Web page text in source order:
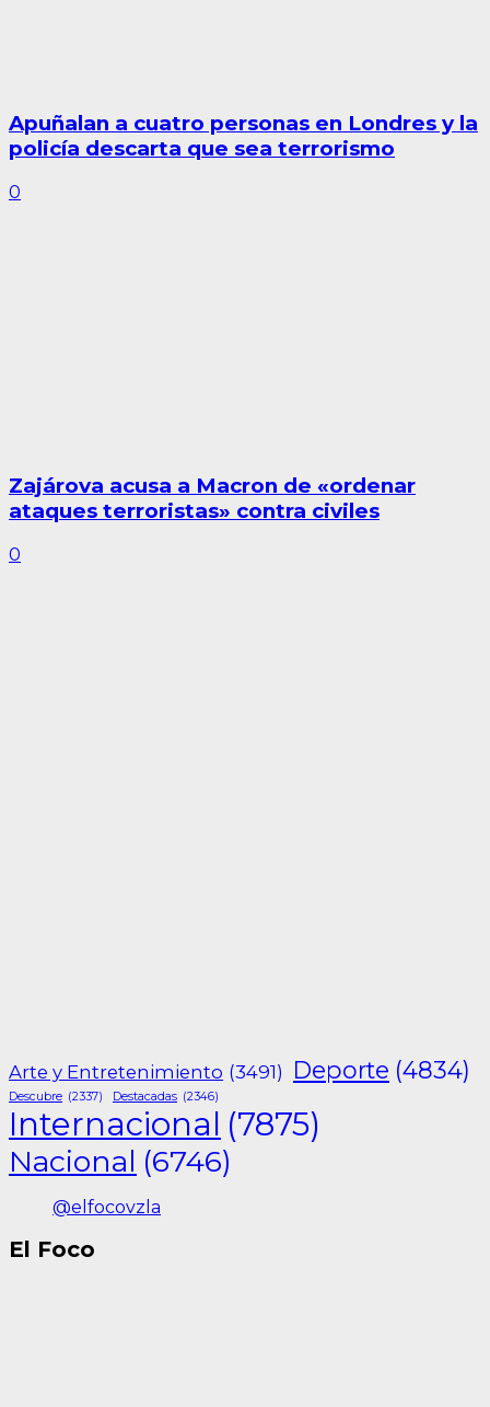
Apuñalan a cuatro personas en Londres y la
policía descarta que sea terrorismo
0
Zajárova acusa a Macron de «ordenar
ataques terroristas» contra civiles
0
Arte y Entretenimiento (3491) Deporte (4834)
Descubre (2337) Destacadas (2346)
Internacional (7875)
Nacional (6746)
@elfocovzla
El Foco